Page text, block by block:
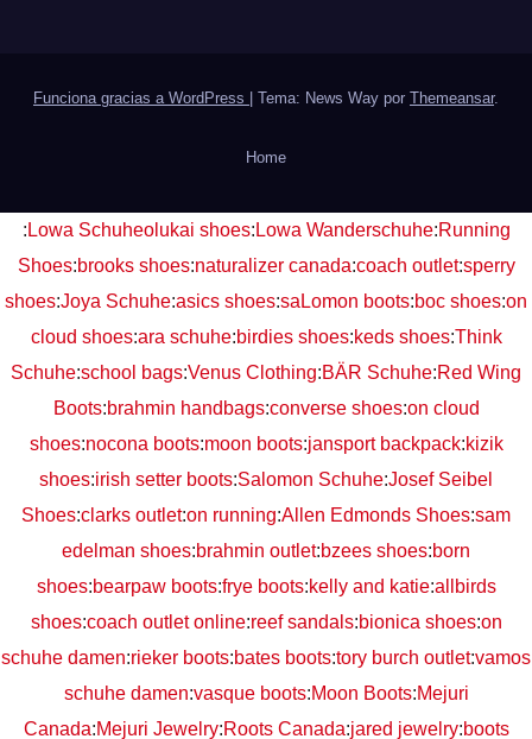
Funciona gracias a WordPress Tema: News Way por Themeansar.
Home
: Lowa Schuheolukai shoes: Lowa Wanderschuhe:Running
Shoes:brooks shoes:naturalizer canada:coach outlet:sperry
shoes:Joya Schuhe:asics shoes:saLomon boots:boc shoes:on
cloud shoes:ara schuhe:birdies shoes:keds shoes:Think
Schuhe:school bags:Venus Clothing:BÄR Schuhe:Red Wing
Boots:brahmin handbags:converse shoes:on cloud
shoes:nocona boots:moon boots:jansport backpack:kizik
shoes:irish setter boots:Salomon Schuhe:Josef Seibel
Shoes:clarks outlet:on running:Allen Edmonds Shoes:sam
edelman shoes:brahmin outlet:bzees shoes:born
shoes:bearpaw boots:frye boots:kelly and katie:allbirds
shoes:coach outlet online:reef sandals:bionica shoes:on
schuhe damen:rieker boots:bates boots:tory burch outlet:vamos
schuhe damen:vasque boots:Moon Boots:Mejuri
Canada:Mejuri Jewelry:Roots Canada:jared jewelry:boots